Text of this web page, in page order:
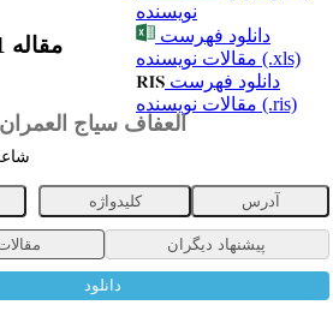
1 مقاله
نویسنده
مقالات نویسنده (.xls)
مقالات نویسنده (.ris)
العفاف سیاج العمران
کلیدواژه آدرس
پیشنهاد دیگران
دانلود